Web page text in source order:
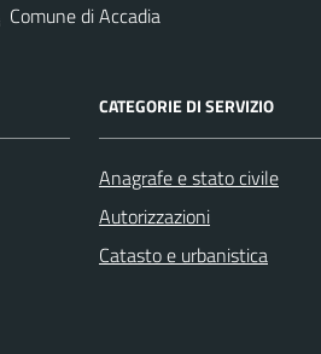
Comune di Accadia
CATEGORIE DI SERVIZIO
Anagrafe e stato civile
Autorizzazioni
Catasto e urbanistica